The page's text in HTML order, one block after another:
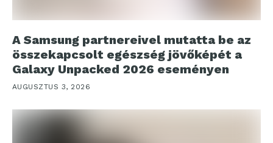
A Samsung partnereivel mutatta be az
összekapcsolt egészség jövőképét a
Galaxy Unpacked 2026 eseményen
AUGUSZTUS 3, 2026